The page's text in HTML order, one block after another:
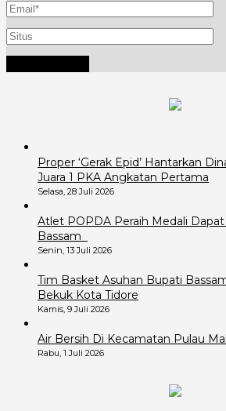
Proper ‘Gerak Epid’ Hantarkan
Juara 1 PKA Angkatan Pertama
Selasa, 28 Juli 2026
Atlet POPDA Peraih Medali
Bassam
Senin, 13 Juli 2026
Tim Basket Asuhan Bupati
Bekuk Kota Tidore
Kamis, 9 Juli 2026
Air Bersih Di Kecamatan Pulau
Rabu, 1 Juli 2026